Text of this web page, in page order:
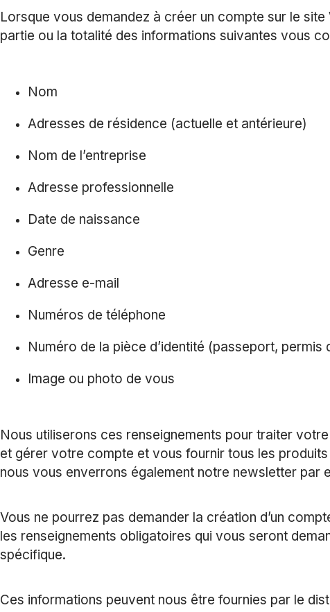
Lorsque vous demandez à créer un compte sur le
partie ou la totalité des informations suivantes vous
Nom
Adresses de résidence (actuelle et antérieure)
Nom de l’entreprise
Adresse professionnelle
Date de naissance
Genre
Adresse e-mail
Numéros de téléphone
Numéro de la pièce d’identité (passeport, permis
Image ou photo de vous
Nous utiliserons ces renseignements pour traiter
et gérer votre compte et vous fournir tous les
nous vous enverrons également notre newsletter par
Vous ne pourrez pas demander la création d’un
les renseignements obligatoires qui vous seront
spécifique.
Ces informations peuvent nous être fournies par le